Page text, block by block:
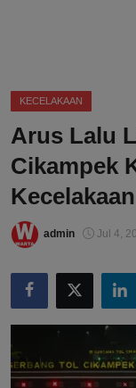
KECELAKAAN
Arus Lalu
Cikampek
admin Jul 4,